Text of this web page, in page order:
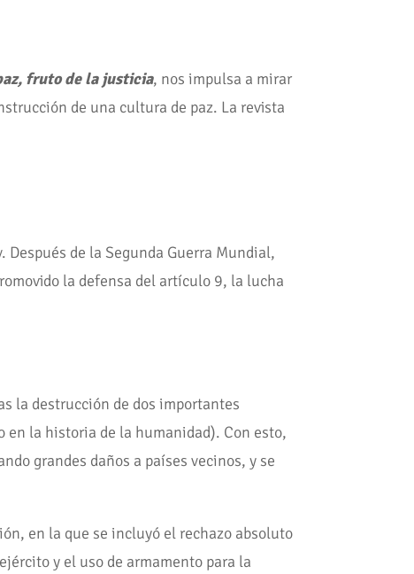
fruto de la justicia, nos impulsa a mirar
de una cultura de paz. La revista
Después de la Segunda Guerra Mundial,
la defensa del artículo 9, la lucha
la destrucción de dos importantes
en la historia de la humanidad). Con esto,
grandes daños a países vecinos, y se
en la que se incluyó el rechazo absoluto
y el uso de armamento para la